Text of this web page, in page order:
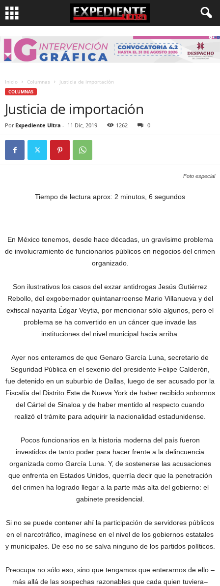
Inicio Columnas Justicia de importación
COLUMNAS
Justicia de importación
Por Expediente Ultra - 11 Dic, 2019 1262 0
Foto especial
Tiempo de lectura aprox: 2 minutos, 6 segundos
En México tenemos, desde hace décadas, un gravísimo problema
de involucramiento de funcionarios públicos en negocios del crimen
organizado.
Son ilustrativos los casos del exzar antidrogas Jesús Gutiérrez
Rebollo, del exgobernador quintanarroense Mario Villanueva y del
exfiscal nayarita Édgar Veytia, por mencionar sólo algunos, pero el
problema se ha convertido en un cáncer que invade las
instituciones del nivel municipal hacia arriba.
Ayer nos enteramos de que Genaro García Luna, secretario de
Seguridad Pública en el sexenio del presidente Felipe Calderón,
fue detenido en un suburbio de Dallas, luego de ser acusado por la
Fiscalía del Distrito Este de Nueva York de haber recibido sobornos
del Cártel de Sinaloa y de haber mentido al respecto cuando
realizó el trámite para adquirir la nacionalidad estadunidense.
Pocos funcionarios en la historia moderna del país fueron
investidos de tanto poder para hacer frente a la delincuencia
organizada como García Luna. Y, de sostenerse las acusaciones
que enfrenta en Estados Unidos, querría decir que la penetración
del crimen ha logrado llegar a la parte más alta del gobierno: el
gabinete presidencial.
Si no se puede contener ahí la participación de servidores públicos
en el narcotráfico, imagínese en el nivel de los gobiernos estatales
y municipales. De eso no se salva ninguno de los partidos políticos.
Preocupa no sólo eso, sino que tengamos que enterarnos de ello –
más allá de las sospechas razonables que cada quien tuviera–